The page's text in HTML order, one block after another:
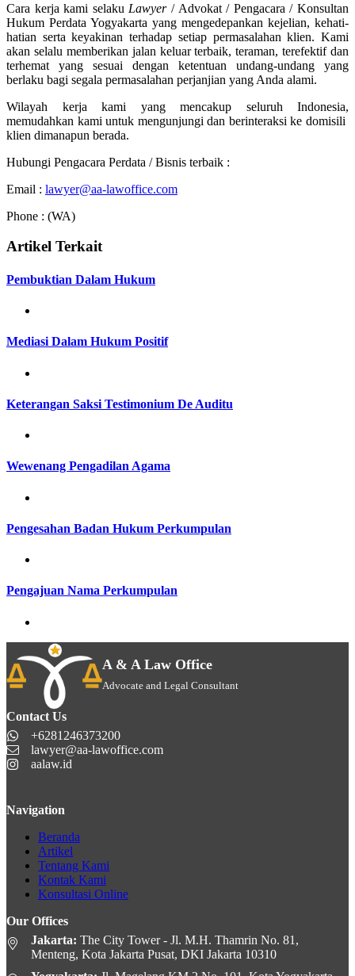
Cara kerja kami selaku Lawyer/ Advokat / Pengacara / Konsultan
Hukum Perdata Yogyakarta yang mengedepankan kejelian, kehati-
hatian serta keyakinan terhadap setiap permasalahan klien. Kami
akan selalu memberikan jalan keluar terbaik, teraman, terefektif dan
terhemat yang sesuai dengan ketentuan undang-undang yang
berlaku bagi segala permasalahan perjanjian yang Anda alami.
Wilayah kerja kami yang mencakup seluruh Indonesia,
memudahkan kami untuk mengunjungi dan berinteraksi ke domisili
klien dimanapun berada.
Hubungi Pengacara Perdata / Bisnis terbaik :
Email : lawyer@aa-lawoffice.com
Phone : (WA)
Artikel Terkait
Pembuktian Dalam Hukum
Mediasi Dalam Hukum Positif
Keterangan Saksi Testimonium De Auditu
Wewenang Pengadilan Agama
Pengesahan Badan Hukum Perkumpulan
Pengajuan Nama Perkumpulan
A & A Law Office
Advocate and Legal Consultant
Contact Us
+6281246373200
lawyer@aa-lawoffice.com
aalaw.id
Navigation
Beranda
Artikel
Tentang Kami
Kontak Kami
Konsultasi Online
Our Offices
Jakarta: The City Tower - Jl. M.H. Thamrin No. 81,
Menteng, Kota Jakarta Pusat, DKI Jakarta 10310